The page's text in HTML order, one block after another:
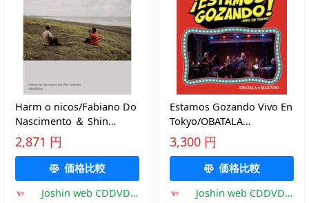
Harm o nicos/Fabiano Do
Nascimento ＆ Shin
Sasakubo[CD]【返品種別
A】
2,871 円
価格比較
Joshin web CDDVD
Estamos Gozando Vivo En
Tokyo/OBATALA
SEGUNDO[CD]【返品種別
A】
3,300 円
価格比較
Joshin web CDDVD